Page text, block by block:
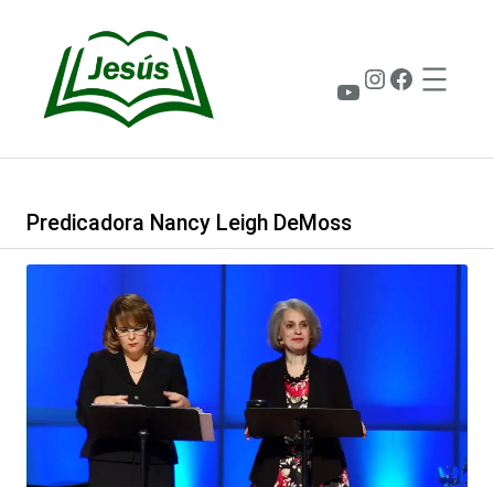
contenido
Instagram
YouTube
Predicadora Nancy Leigh DeMoss